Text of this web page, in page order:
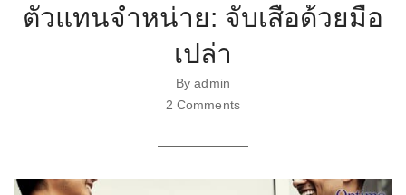
ตัวแทนจำหน่าย: จับเสือด้วยมือ
เปล่า
By admin
2 Comments